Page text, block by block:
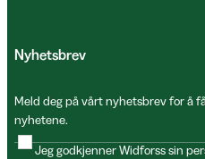
Nyhetsbrev
Meld deg på vårt nyhetsbrev for å
nyhetene.
Jeg godkjenner Widforss sin